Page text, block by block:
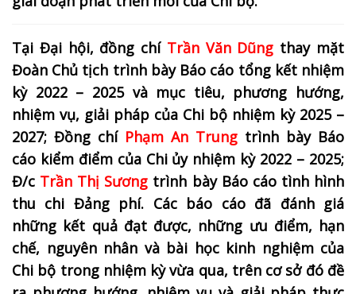
Tại Đại hội, đồng chí Trần Văn Dũng thay mặt
Đoàn Chủ tịch trình bày Báo cáo tổng kết nhiệm
kỳ 2022 – 2025 và mục tiêu, phương hướng,
nhiệm vụ, giải pháp của Chi bộ nhiệm kỳ 2025 –
2027; Đồng chí Phạm An Trung trình bày Báo
cáo kiểm điểm của Chi ủy nhiệm kỳ 2022 – 2025;
Đ/c Trần Thị Sương trình bày Báo cáo tình hình
thu chi Đảng phí. Các báo cáo đã đánh giá
những kết quả đạt được, những ưu điểm, hạn
chế, nguyên nhân và bài học kinh nghiệm của
Chi bộ trong nhiệm kỳ vừa qua, trên cơ sở đó đề